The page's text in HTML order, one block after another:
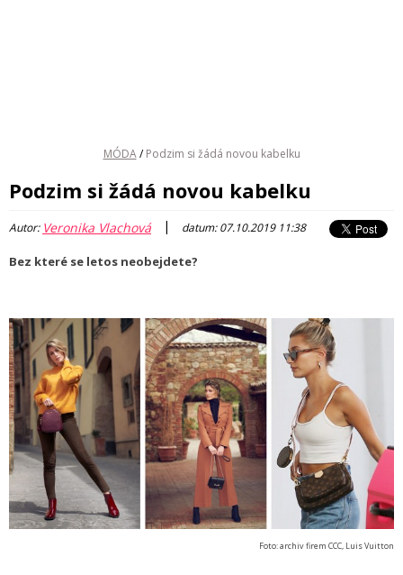
MÓDA / Podzim si žádá novou kabelku
Podzim si žádá novou kabelku
Autor: Veronika Vlachová | datum: 07.10.2019 11:38
Bez které se letos neobejdete?
Foto: archiv firem CCC, Luis Vuitton